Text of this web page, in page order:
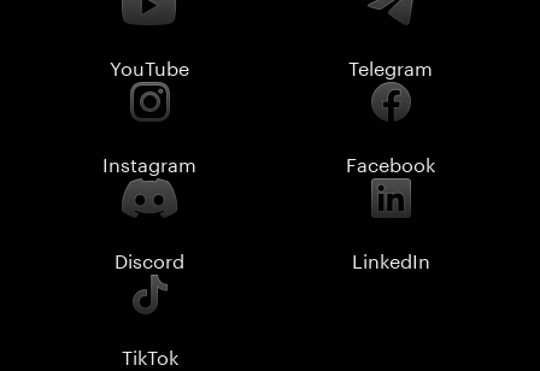
YouTube Telegram
Instagram Facebook
Discord LinkedIn
TikTok